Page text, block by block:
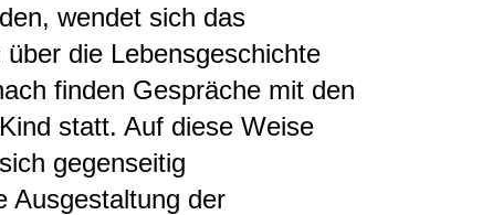
wendet sich das
die Lebensgeschichte
finden Gespräche mit den
statt. Auf diese Weise
gegenseitig
Ausgestaltung der